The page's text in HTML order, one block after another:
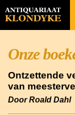
Onze
Ontzettende
van
Door Roald Dahl